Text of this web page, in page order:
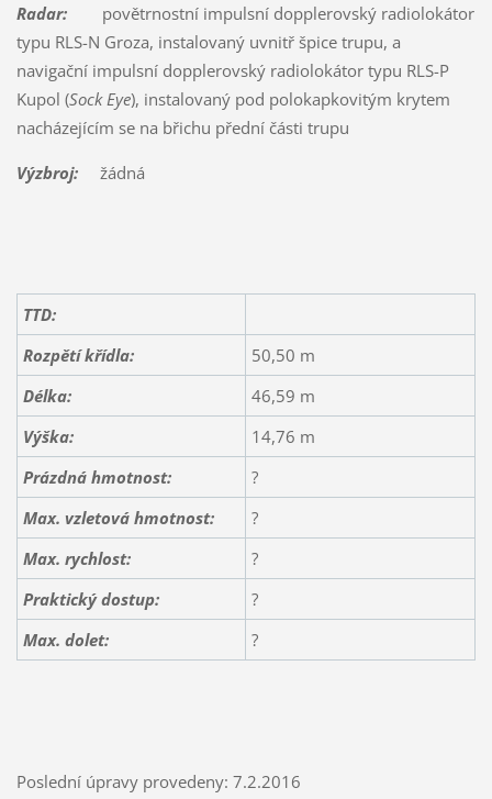
Radar:povětrnostní impulsní dopplerovský radiolokátor
typu RLS-N Groza, instalovaný uvnitř špice trupu, a
navigační impulsní dopplerovský radiolokátor typu RLS-P
Kupol (Sock Eye), instalovaný pod polokapkovitým krytem
nacházejícím se na břichu přední části trupu
Výzbroj:žádná
TTD:
Rozpětí křídla:
50,50 m
Délka:
46,59 m
Výška:
14,76 m
Prázdná hmotnost:
?
Max. vzletová hmotnost:
?
Max. rychlost:
?
Praktický dostup:
?
Max. dolet:
?
Poslední úpravy provedeny: 7.2.2016